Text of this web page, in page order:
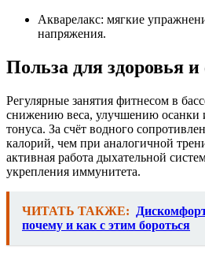
Акварелакс: мягкие
напряжения.
Польза для здоровья
Регулярные занятия фитнесом в
снижению веса, улучшению
тонуса. За счёт водного
калорий, чем при аналогичной
активная работа дыхательной
укрепления иммунитета.
ЧИТАТЬ ТАКЖЕ:
почему и как с этим бороться